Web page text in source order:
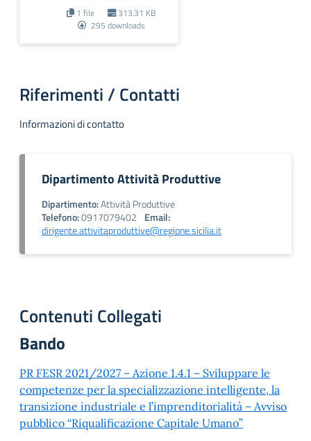
1 file
313.31 KB
295 downloads
Riferimenti / Contatti
Informazioni di contatto
Dipartimento Attività Produttive
Dipartimento:Attività Produttive
Telefono:0917079402 Email:
dirigente.attivitaproduttive@regione.sicilia.it
Contenuti Collegati
Bando
PR FESR 2021/2027 – Azione 1.4.1 – Sviluppare le
competenze per la specializzazione intelligente, la
transizione industriale e l’imprenditorialità – Avviso
pubblico “Riqualificazione Capitale Umano”